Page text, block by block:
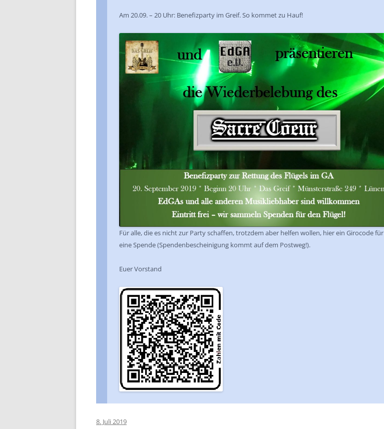
Am 20.09. – 20 Uhr: Benefizparty im Greif. So kommet zu Hauf!
Für alle, die es nicht zur Party schaffen, trotzdem aber helfen wollen, hier ein Girocode für
eine Spende (Spendenbescheinigung kommt auf dem Postweg!).
Euer Vorstand
8. Juli 2019